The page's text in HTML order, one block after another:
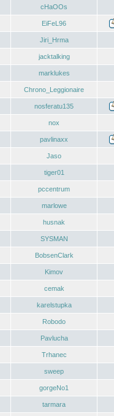
cHaOOs
EiFeL96
Jiri_Hrma
jacktalking
marklukes
Chrono_Leggionaire
nosferatu135
nox
pavlinaxx
Jaso
tiger01
pccentrum
marlowe
husnak
SYSMAN
BobsenClark
Kimov
cemak
karelstupka
Robodo
Pavlucha
Trhanec
sweep
gorgeNo1
tarmara